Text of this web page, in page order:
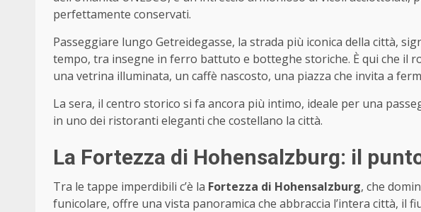
perfettamente conservati.
Passeggiare lungo Getreidegasse, la strada più iconica della città,
tempo, tra insegne in ferro battuto e botteghe storiche. È qui che il
una vetrina illuminata, un caffè nascosto, una piazza che invita a
La sera, il centro storico si fa ancora più intimo, ideale per una
in uno dei ristoranti eleganti che costellano la città.
La Fortezza di Hohensalzburg: il
Tra le tappe imperdibili c’è la Fortezza di Hohensalzburg, che
funicolare, offre una vista panoramica che abbraccia l’intera città, il